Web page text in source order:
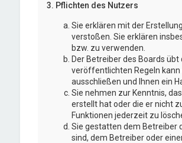
3. Pflichten des Nutzers
Sie erklären mit der
verstoßen. Sie erklären
bzw. zu verwenden.
Der Betreiber des Boards
veröffentlichten Regeln
ausschließen und Ihnen ein
Sie nehmen zur Kenntnis,
erstellt hat oder die er nicht
Funktionen jederzeit zu
Sie gestatten dem Betreiber
sind, dem Betreiber oder